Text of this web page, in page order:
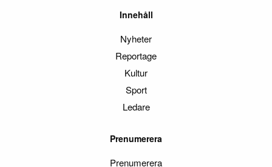
Innehåll
Nyheter
Reportage
Kultur
Sport
Ledare
Prenumerera
Prenumerera